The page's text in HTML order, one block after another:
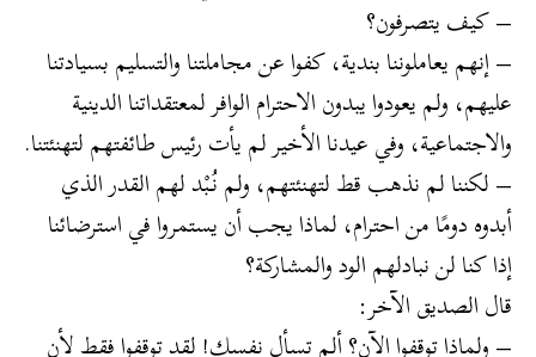
– كيف يتصرفون؟
– إنهم يعاملوننا بندية، كفوا عن مجاملتنا والتسليم بسيادتنا
عليهم، ولم يعودوا يبدون الاحترام الوافر لمعتقداتنا الدينية
والاجتماعية، وفي عيدنا الأخير لم يأت رئيس طائفتهم لتهنئتنا.
– لكننا لم نذهب قط لتهنئتهم، ولم نُبْد لهم القدر الذي
أبدوه دومًا من احترام، لماذا يجب أن يستمروا في استرضائنا
إذا كنا لن نبادلهم الود والمشاركة؟
قال الصديق الآخر:
– ولماذا توقفوا الآن؟ ألم تسأل نفسك! لقد توقفوا فقط لأن